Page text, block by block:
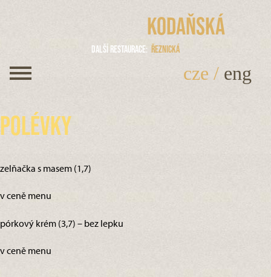
Kodaňská
Další restaurace Řeznická
cze / eng
Polévky
zelňačka s masem (1,7)
v ceně menu
pórkový krém (3,7) – bez lepku
v ceně menu